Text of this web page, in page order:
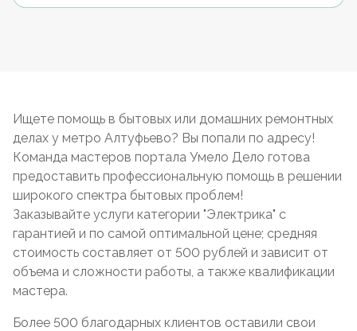
Ищете помощь в бытовых или домашних ремонтных
делах у метро Алтуфьево? Вы попали по адресу!
Команда мастеров портала Умело Дело готова
предоставить профессиональную помощь в решении
широкого спектра бытовых проблем!
Заказывайте услуги категории "Электрика" с
гарантией и по самой оптимальной цене; средняя
стоимость составляет от 500 рублей и зависит от
объема и сложности работы, а также квалификации
мастера.
Более 500 благодарных клиентов оставили свои